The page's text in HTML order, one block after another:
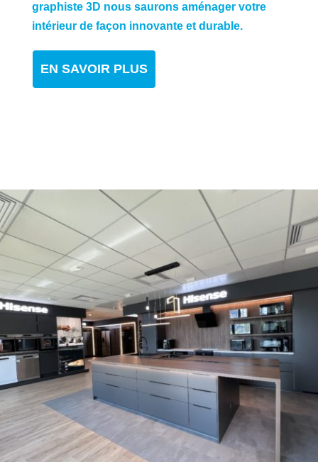
graphiste 3D nous saurons aménager votre
intérieur de façon innovante et durable.
EN SAVOIR PLUS